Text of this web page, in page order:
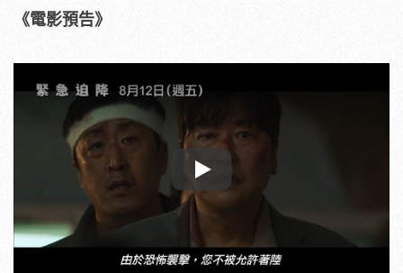
《電影預告》
Play